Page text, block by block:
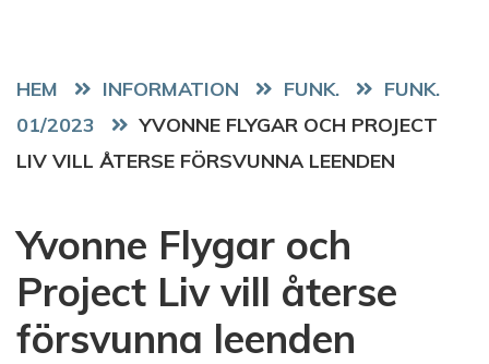
HEM FUNK.
FUNK.
01/2023
YVONNE FLYGAR OCH PROJECT
LIV VILL ÅTERSE FÖRSVUNNA LEENDEN
Yvonne Flygar och
Project Liv vill återse
försvunna leenden